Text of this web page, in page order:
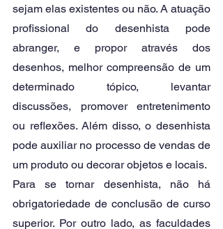
sejam elas existentes ou não. A atuação
profissional do desenhista pode
abranger, e propor através dos
desenhos, melhor compreensão de um
determinado tópico, levantar
discussões, promover entretenimento
ou reflexões. Além disso, o desenhista
pode auxiliar no processo de vendas de
um produto ou decorar objetos e locais.
Para se tornar desenhista, não há
obrigatoriedade de conclusão de curso
superior. Por outro lado, as faculdades